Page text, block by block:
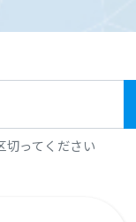
切ってください